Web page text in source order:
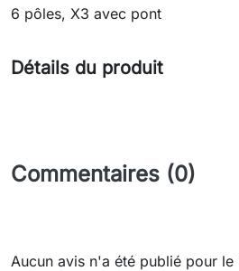
6 pôles, X3 avec pont
Détails du produit
Commentaires (0)
Aucun avis n'a été publié pour le